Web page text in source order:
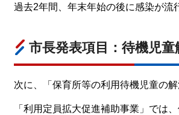
過去2年間、年末年始の後に感染が流
市長発表項目：待機児
次に、「保育所等の利用待機児童の
「利用定員拡大促進補助事業」では